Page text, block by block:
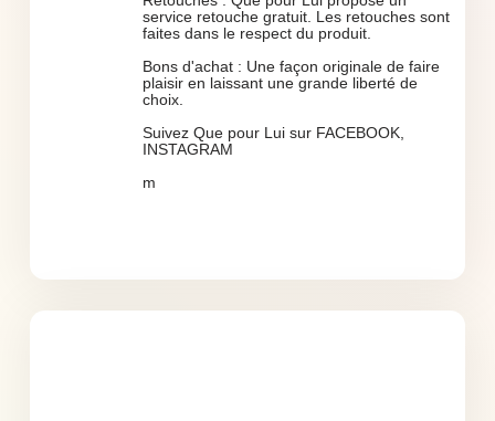
service retouche gratuit. Les retouches sont
faites dans le respect du produit.
Bons d'achat : Une façon originale de faire
plaisir en laissant une grande liberté de
choix.
Suivez Que pour Lui sur FACEBOOK,
INSTAGRAM
m